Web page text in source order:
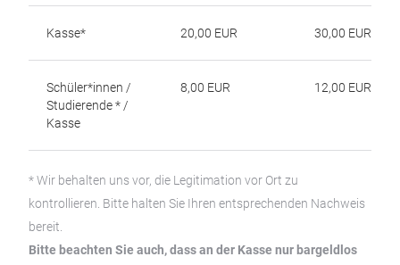
Kasse* 20,00 EUR 30,00 EUR
Schüler*innen /
Studierende * /
Kasse
8,00 EUR 12,00 EUR
* Wir behalten uns vor, die Legitimation vor Ort zu
kontrollieren. Bitte halten Sie Ihren entsprechenden Nachweis
bereit.
Bitte beachten Sie auch, dass an der Kasse nur bargeldlos